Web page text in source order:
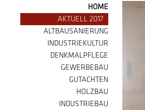
HOME
AKTUELL 2017
ALTBAUSANIERUNG
INDUSTRIEKULTUR
DENKMALPFLEGE
GEWERBEBAU
GUTACHTEN
HOLZBAU
INDUSTRIEBAU